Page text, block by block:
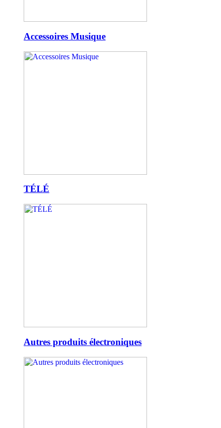
Accessoires Musique
TÉLÉ
Autres produits électroniques